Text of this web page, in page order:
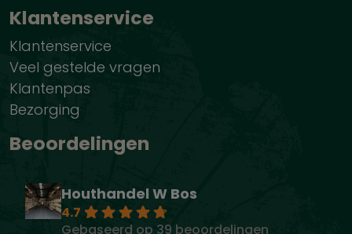
Klantenservice
Klantenservice
Veel gestelde vragen
Klantenpas
Bezorging
Beoordelingen
Houthandel W Bos
4.7
Gebaseerd op 39 beoordelingen